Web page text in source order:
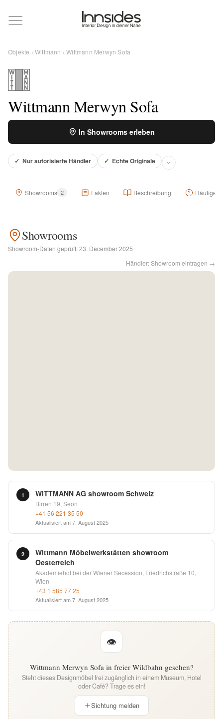
Magazin
Showrooms
Objekte
Über uns
Kontakt
Objekte ›Wittmann › Wittmann Merwyn Sofa
Wittmann Merwyn Sofa
In Showrooms erleben
✓ Nur autorisierte Händler ✓ Echte Originale
Showrooms 2 Fakten Beschreibung Häufige
Showrooms
Showroom-Daten geprüft:23. December 2025
Händler: Showroom eintragen →
1 WITTMANN AG showroom Schweiz
Birren 19, Seon
+41 56 221 35 50
Aktualisiert am7. August 2025
2
Wittmann Möbelwerkstätten showroom
Oesterreich
Akademiehof bei der Wiener Secession, Friedrichstraße 10,
Wien
+43 1 585 77 25
Aktualisiert am7. August 2025
👁
Wittmann Merwyn Sofa in freier Wildbahn gesehen?
Steht dieses Designmöbel frei zugänglich in einem Museum, Hotel
oder Café? Trage es ein!
Sichtung melden